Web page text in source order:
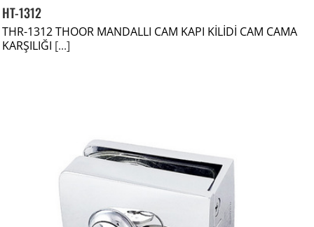
HT-1312
THR-1312 THOOR MANDALLI CAM KAPI KİLİDİ CAM CAMA
KARŞILIĞI [...]